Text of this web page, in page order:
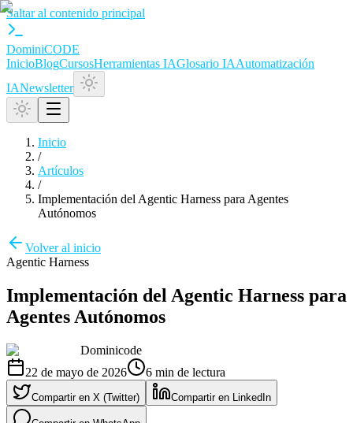
Saltar al contenido principal
DominiCODE
InicioBlogCursosHerramientas IAGlosario IAAutomatización
IANewsletter
Inicio
/
Artículos
/
Implementación del Agentic Harness para Agentes
Autónomos
Volver al inicio
Agentic Harness
Implementación del Agentic Harness para
Agentes Autónomos
Dominicode
22 de mayo de 2026
6 min de lectura
Compartir en X (Twitter) Compartir en LinkedIn